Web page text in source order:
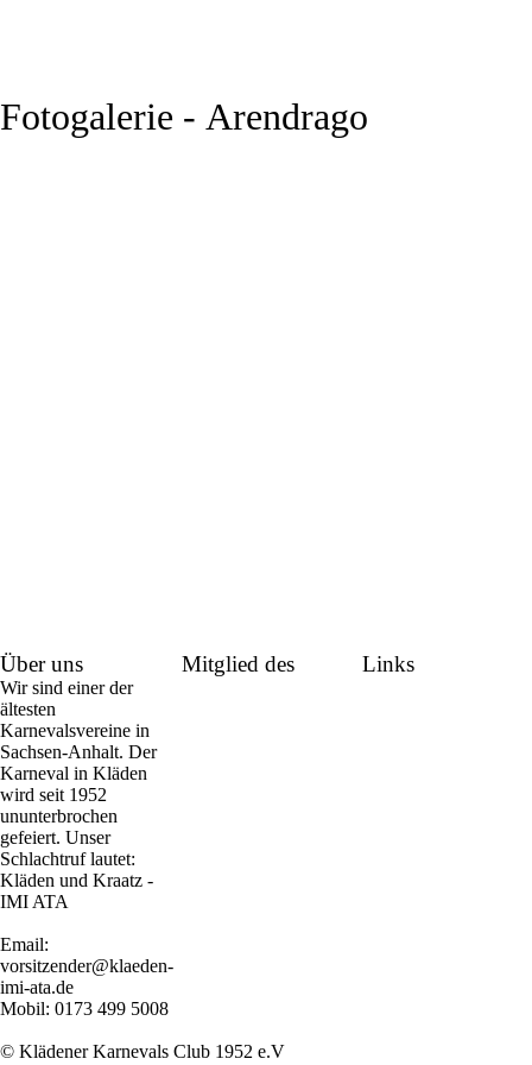
Fotogalerie - Arendrago
Über uns
Wir sind einer der
ältesten
Karnevalsvereine in
Sachsen-Anhalt. Der
Karneval in Kläden
wird seit 1952
ununterbrochen
gefeiert. Unser
Schlachtruf lautet:
Kläden und Kraatz -
IMI ATA
Email:
vorsitzender@klaeden-
imi-ata.de
Mobil: 0173 499 5008
Mitglied des Links
© Klädener Karnevals Club 1952 e.V